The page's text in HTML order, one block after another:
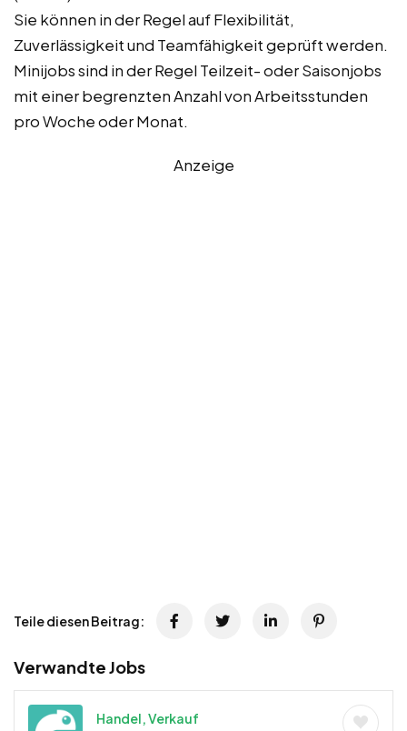
Sie können in der Regel auf Flexibilität,
Zuverlässigkeit und Teamfähigkeit geprüft werden.
Minijobs sind in der Regel Teilzeit- oder Saisonjobs
mit einer begrenzten Anzahl von Arbeitsstunden
pro Woche oder Monat.
Anzeige
Teile diesen Beitrag:
Verwandte Jobs
Handel, Verkauf